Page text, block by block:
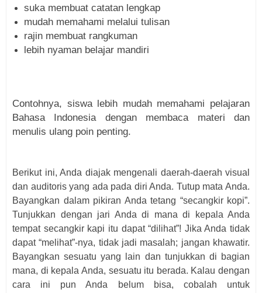
suka membuat catatan lengkap
mudah memahami melalui tulisan
rajin membuat rangkuman
lebih nyaman belajar mandiri
Contohnya, siswa lebih mudah memahami pelajaran
Bahasa Indonesia dengan membaca materi dan
menulis ulang poin penting.
Berikut ini, Anda diajak mengenali daerah-daerah visual
dan auditoris yang ada pada diri Anda. Tutup mata Anda.
Bayangkan dalam pikiran Anda tetang “secangkir kopi”.
Tunjukkan dengan jari Anda di mana di kepala Anda
tempat secangkir kapi itu dapat “dilihat”! Jika Anda tidak
dapat “melihat”-nya, tidak jadi masalah; jangan khawatir.
Bayangkan sesuatu yang lain dan tunjukkan di bagian
mana, di kepala Anda, sesuatu itu berada. Kalau dengan
cara ini pun Anda belum bisa, cobalah untuk